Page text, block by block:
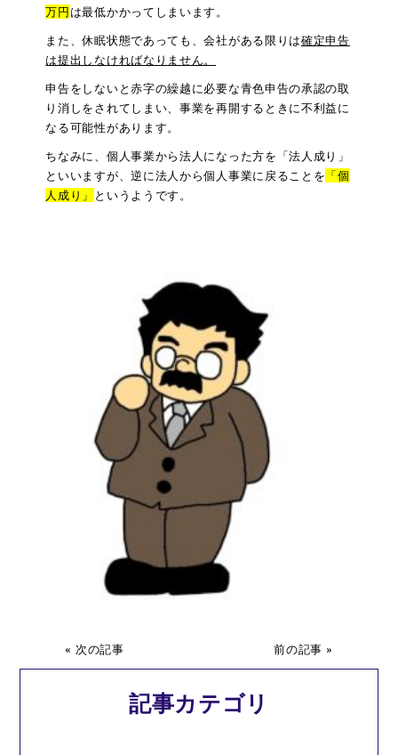
万円は最低かかってしまいます。
また、休眠状態であっても、会社がある限りは確定申告
は提出しなければなりません。
申告をしないと赤字の繰越に必要な青色申告の承認の取
り消しをされてしまい、事業を再開するときに不利益に
なる可能性があります。
ちなみに、個人事業から法人になった方を「法人成り」
といいますが、逆に法人から個人事業に戻ることを 「個
人成り」
というようです。
« 次の記事 前の記事 »
記事カテゴリ